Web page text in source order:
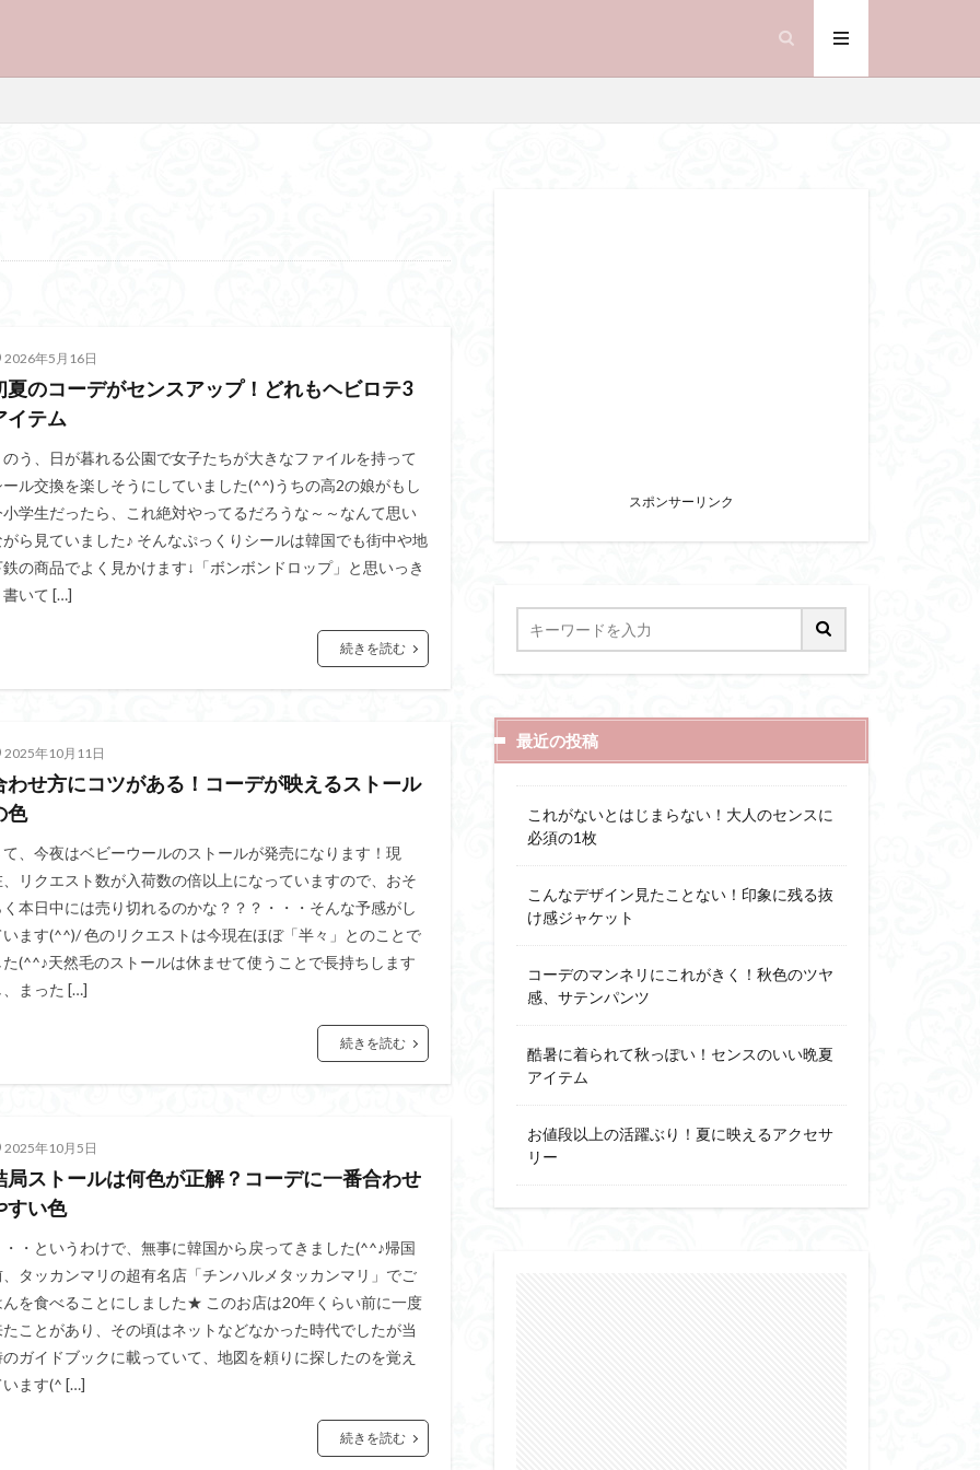
2026年5月16日
夏のコーデがセンスアップ！どれもヘビロテ3
イテム
のう、日が暮れる公園で女子たちが大きなファイルを持って
ール交換を楽しそうにしていました(^^)うちの高2の娘がもし
小学生だったら、これ絶対やってるだろうな～～なんて思い
がら見ていました♪ そんなぷっくりシールは韓国でも街中や地
鉄の商品でよく見かけます↓「ボンボンドロップ」と思いっき
書いて […]
続きを読む
2025年10月11日
わせ方にコツがある！コーデが映えるストール
色
て、今夜はベビーウールのストールが発売になります！現
、リクエスト数が入荷数の倍以上になっていますので、おそ
く本日中には売り切れるのかな？？？・・・そんな予感がし
います(^^)/ 色のリクエストは今現在ほぼ「半々」とのことで
た(^^♪天然毛のストールは休ませて使うことで長持ちします
、まった […]
続きを読む
2025年10月5日
局ストールは何色が正解？コーデに一番合わせ
すい色
・・というわけで、無事に韓国から戻ってきました(^^♪帰国
、タッカンマリの超有名店「チンハルメタッカンマリ」でご
んを食べることにしました★ このお店は20年くらい前に一度
たことがあり、その頃はネットなどなかった時代でしたが当
のガイドブックに載っていて、地図を頼りに探したのを覚え
います(^ […]
続きを読む
スポンサーリンク
最近の投稿
これがないとはじまらない！大人のセンスに
必須の1枚
こんなデザイン見たことない！印象に残る抜
け感ジャケット
コーデのマンネリにこれがきく！秋色のツヤ
感、サテンパンツ
酷暑に着られて秋っぽい！センスのいい晩夏
アイテム
お値段以上の活躍ぶり！夏に映えるアクセサ
リー